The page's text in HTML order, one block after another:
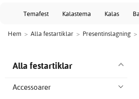
Temafest Kalastema Kalas
Hem > Alla festartiklar > Presentinslagning >
Alla festartiklar
Accessoarer